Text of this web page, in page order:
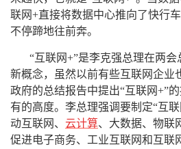
联网+直接将数据中心推向了快行
不停蹄地往前奔。
“互联网+”是李克强总理在两会
新概念，虽然以前有些互联网企业
政府的总结报告中提出“互联网+”
有的高度。李总理强调要制定“互
动互联网、 云计算、大数据、物联
促进电子商务、工业互联网和互联